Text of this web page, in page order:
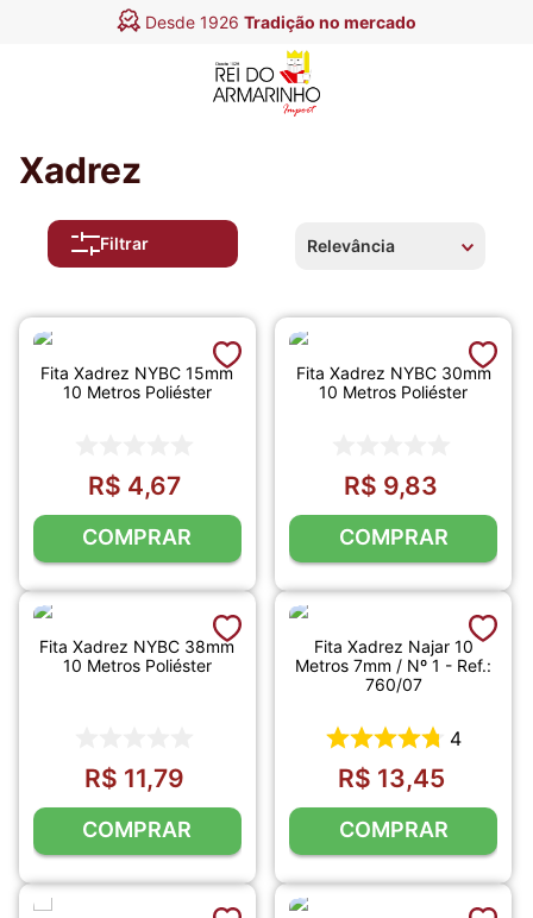
Desde 1926 Tradição no mercado
Xadrez
Filtrar Relevância
Fita Xadrez NYBC 15mm
10 Metros Poliéster
R$ 4,67
COMPRAR
Fita Xadrez NYBC 30mm
10 Metros Poliéster
R$ 9,83
COMPRAR
Fita Xadrez NYBC 38mm
10 Metros Poliéster
R$ 11,79
COMPRAR
Fita Xadrez Najar 10
Metros 7mm / Nº 1 - Ref.:
760/07
4
R$ 13,45
COMPRAR